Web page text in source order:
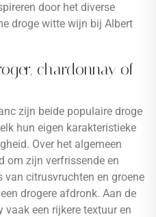
door het diverse
droge witte wijn bij Albert
chardonnay of
zijn beide populaire droge
hun eigen karakteristieke
Over het algemeen
om zijn verfrissende en
van citrusvruchten en groene
drogere afdronk. Aan de
vaak een rijkere textuur en